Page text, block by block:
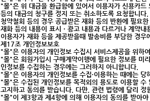
"몰"은 위 대금을 환급함에 있어서 이용자가 신용카
등의 대금의 청구를 정지 또는 취소하도록 요청합니다.
청약철회 등의 경우 공급받은 재화 등의 반환에 필요
재화 등의 내용이 표시ㆍ광고 내용과 다르거나 계약
이용자가 재화 등을 제공받을때 발송비를 부담한 경
제17조 개인정보보호
"몰"은 이용자의 개인정보 수집시 서비스제공을 위하
"몰"은 회원가입시 구매계약이행에 필요한 정보를 미
인정보를 수집하는 경우에는 그러하지 아니합니다.
"몰"은 이용자의 개인정보를 수집·이용하는 때에는
"몰"은 수집된 개인정보를 목적외의 용도로 이용할
고지하고 동의를 받습니다. 다만, 관련 법령에 달리 정
"몰"이 제3항과 제4항에 의해 이용자의 동의를 받아